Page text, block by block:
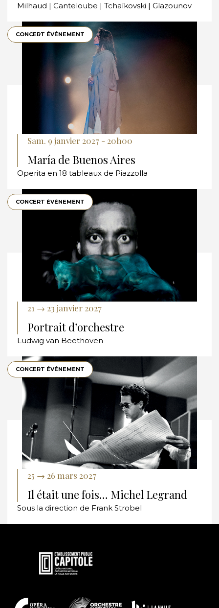
Milhaud | Canteloube | Tchaïkovski | Glazounov
María de Buenos Aires
Sam. 9 janvier 2027 - 20h00
Operita en 18 tableaux de Piazzolla
CONCERT ÉVÉNEMENT
Portrait d’orchestre
21 → 23 janvier 2027
Ludwig van Beethoven
CONCERT ÉVÉNEMENT
Il était une fois… Michel Legrand
25 → 26 mars 2027
Sous la direction de Frank Strobel
CONCERT ÉVÉNEMENT
En
savoir